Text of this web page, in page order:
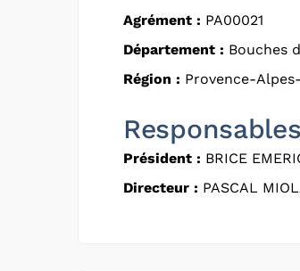
Agrément : PA00021
Département : Bouches
Région : Provence-
Responsables
Président : BRICE
Directeur : PASCAL